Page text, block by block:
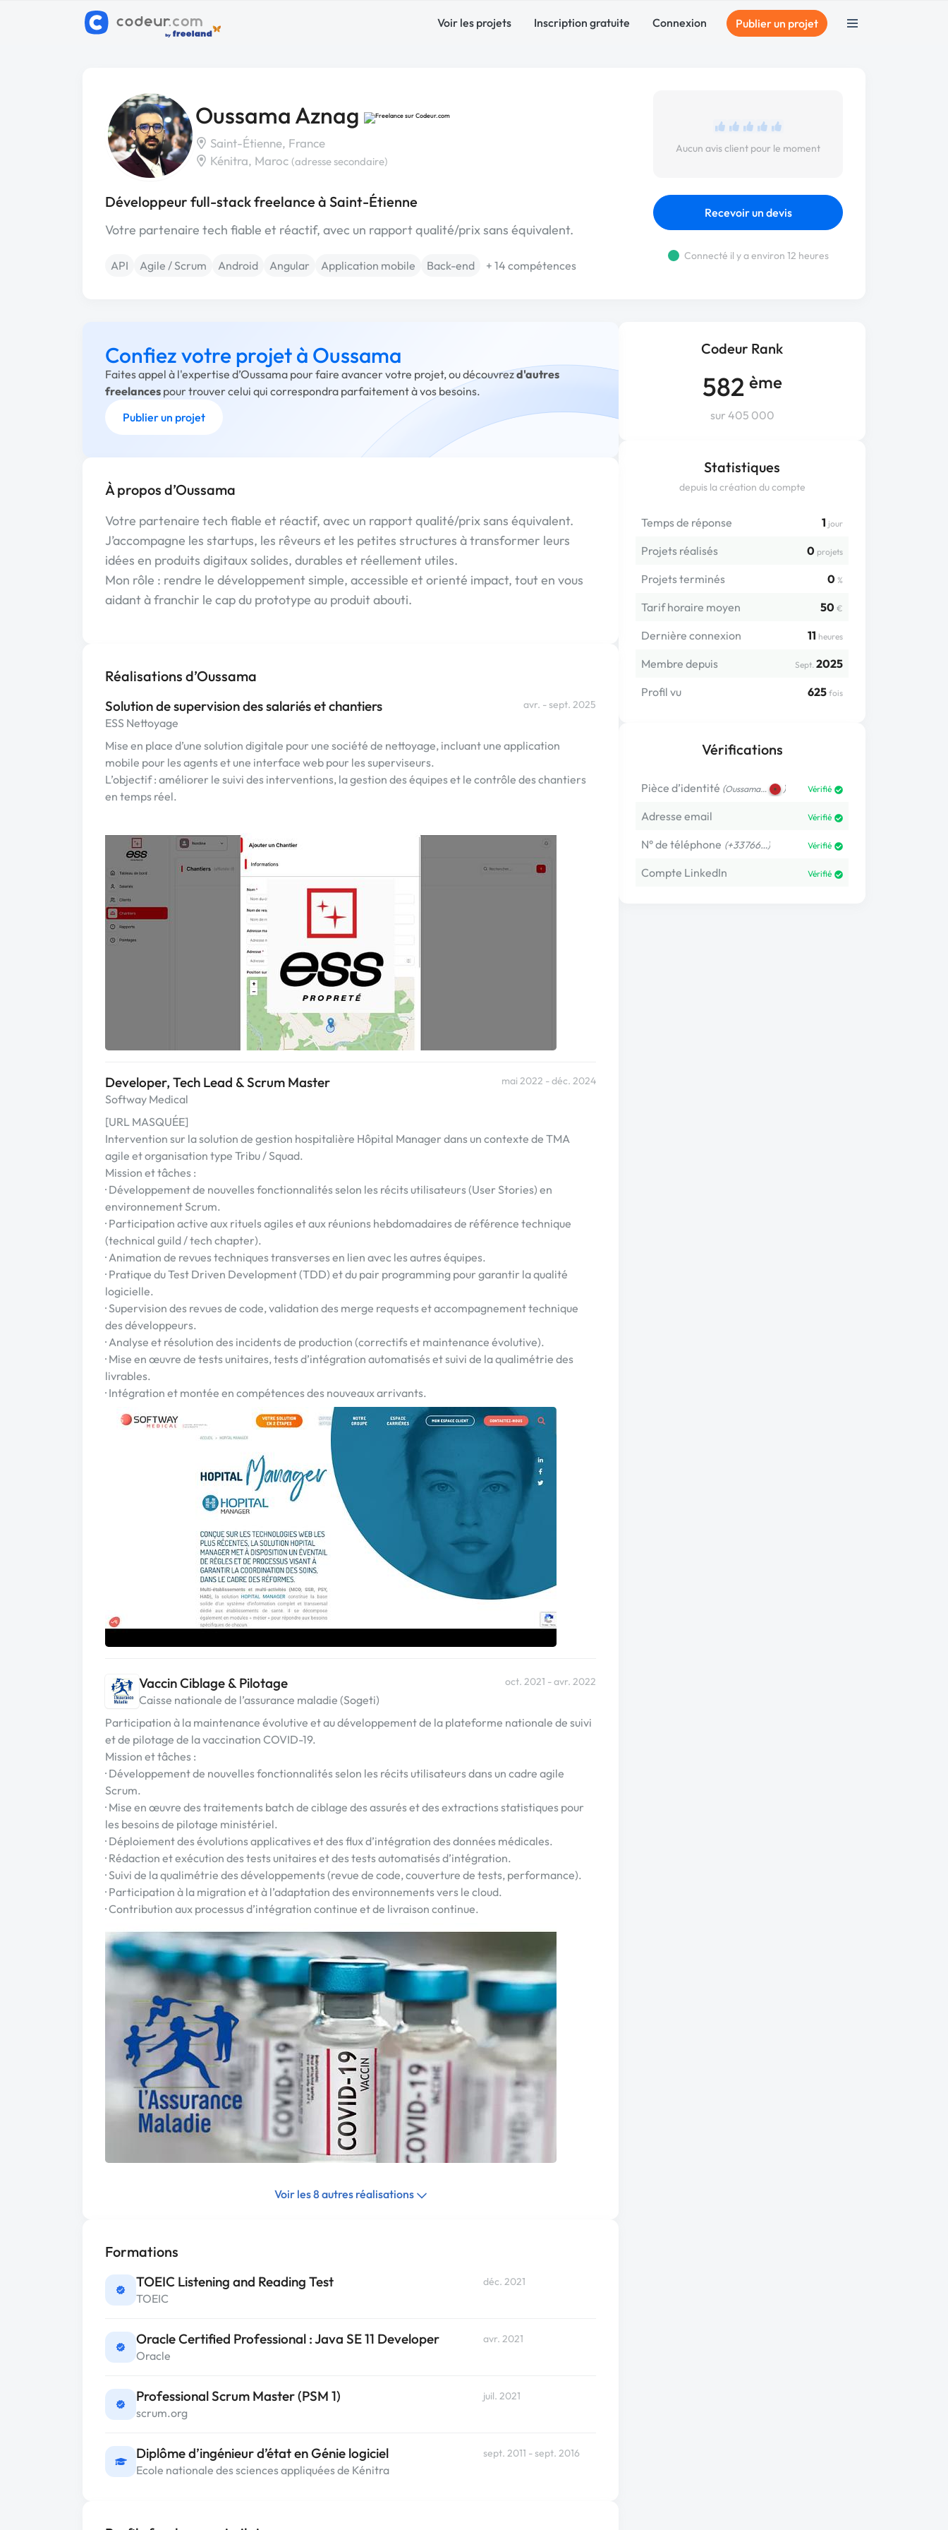
Voir les projets Inscription gratuite Connexion Publier un projet
Oussama Aznag
Saint-Étienne, France
Kénitra, Maroc (adresse secondaire)
Développeur full-stack freelance à Saint-Étienne
Votre partenaire tech fiable et réactif, avec un rapport qualité/prix sans équivalent.
API Agile / Scrum Android Angular Application mobile Back-end + 14 compétences
Aucun avis client pour le moment
Recevoir un devis
Connecté il y a environ 12 heures
Codeur Rank
582 ème
sur 405 000
Statistiques
depuis la création du compte
Temps de réponse 1 jour
Projets réalisés 0 projets
Projets terminés 0 %
Tarif horaire moyen 50 €
Dernière connexion 11 heures
Membre depuis Sept. 2025
Profil vu
625 fois
Vérifications
Pièce d’identité (Oussama… ) Vérifié
Adresse email Vérifié
N° de téléphone (+33766…) Vérifié
Compte LinkedIn Vérifié
Confiez votre projet à Oussama
Faites appel à l'expertise d’Oussama pour faire avancer votre projet, ou découvrezd'autres
freelances pour trouver celui qui correspondra parfaitement à vos besoins.
Publier un projet
À propos d’Oussama
Votre partenaire tech fiable et réactif, avec un rapport qualité/prix sans équivalent.
J’accompagne les startups, les rêveurs et les petites structures à transformer leurs
idées en produits digitaux solides, durables et réellement utiles.
Mon rôle : rendre le développement simple, accessible et orienté impact, tout en vous
aidant à franchir le cap du prototype au produit abouti.
Réalisations d’Oussama
Solution de supervision des salariés et chantiers
ESS Nettoyage
avr. - sept. 2025
Mise en place d’une solution digitale pour une société de nettoyage, incluant une application
mobile pour les agents et une interface web pour les superviseurs.
L’objectif : améliorer le suivi des interventions, la gestion des équipes et le contrôle des chantiers
en temps réel.
Developer, Tech Lead & Scrum Master
Softway Medical
mai 2022 - déc. 2024
[URL MASQUÉE]
Intervention sur la solution de gestion hospitalière Hôpital Manager dans un contexte de TMA
agile et organisation type Tribu / Squad.
Mission et tâches :
· Développement de nouvelles fonctionnalités selon les récits utilisateurs (User Stories) en
environnement Scrum.
· Participation active aux rituels agiles et aux réunions hebdomadaires de référence technique
(technical guild / tech chapter).
· Animation de revues techniques transverses en lien avec les autres équipes.
· Pratique du Test Driven Development (TDD) et du pair programming pour garantir la qualité
logicielle.
· Supervision des revues de code, validation des merge requests et accompagnement technique
des développeurs.
· Analyse et résolution des incidents de production (correctifs et maintenance évolutive).
· Mise en œuvre de tests unitaires, tests d’intégration automatisés et suivi de la qualimétrie des
livrables.
· Intégration et montée en compétences des nouveaux arrivants.
Vaccin Ciblage & Pilotage
Caisse nationale de l’assurance maladie (Sogeti)
oct. 2021 - avr. 2022
Participation à la maintenance évolutive et au développement de la plateforme nationale de suivi
et de pilotage de la vaccination COVID-19.
Mission et tâches :
· Développement de nouvelles fonctionnalités selon les récits utilisateurs dans un cadre agile
Scrum.
· Mise en œuvre des traitements batch de ciblage des assurés et des extractions statistiques pour
les besoins de pilotage ministériel.
· Déploiement des évolutions applicatives et des flux d’intégration des données médicales.
· Rédaction et exécution des tests unitaires et des tests automatisés d’intégration.
· Suivi de la qualimétrie des développements (revue de code, couverture de tests, performance).
· Participation à la migration et à l’adaptation des environnements vers le cloud.
· Contribution aux processus d’intégration continue et de livraison continue.
Voir les 8 autres réalisations
Formations
TOEIC Listening and Reading Test
TOEIC
déc. 2021
Oracle Certified Professional : Java SE 11 Developer
Oracle
avr. 2021
Professional Scrum Master (PSM 1)
scrum.org
juil. 2021
Diplôme d’ingénieur d’état en Génie logiciel
Ecole nationale des sciences appliquées de Kénitra
sept. 2011 - sept. 2016